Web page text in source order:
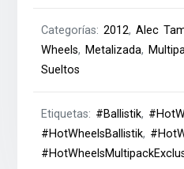
Categorías:2012,Alec
Wheels, Metalizada,
Sueltos
Etiquetas: #Ballistik,
#HotWheelsBallistik,